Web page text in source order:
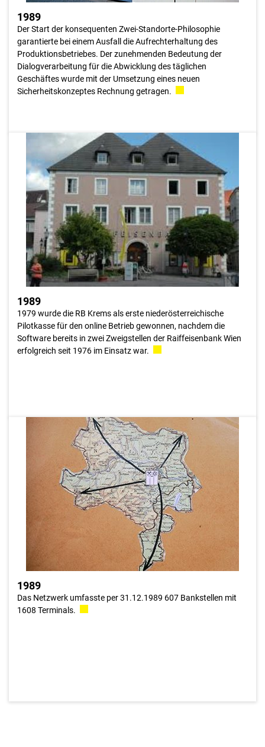
1989
Der Start der konsequenten Zwei-Standorte-Philosophie
garantierte bei einem Ausfall die Aufrechterhaltung des
Produktionsbetriebes. Der zunehmenden Bedeutung der
Dialogverarbeitung für die Abwicklung des täglichen
Geschäftes wurde mit der Umsetzung eines neuen
Sicherheitskonzeptes Rechnung getragen.
1989
1979 wurde die RB Krems als erste niederösterreichische
Pilotkasse für den online Betrieb gewonnen, nachdem die
Software bereits in zwei Zweigstellen der Raiffeisenbank Wien
erfolgreich seit 1976 im Einsatz war.
10 Jahre später, zum 20jährigen Jubiläum des RRZ wurde die
letzte burgenländische Hauptanstalt and das Online Netz
angeschlossen. Die Umstellung der letzten NÖ- Hauptanstalt,
war ebenso für das 4. Quartal vorgesehen. Aufgrund von
Problemen mit der Postleitung konnte dies erst im März 1990
erfolgen. Damit war der vor 3 Jahren eingeleitete
„Dialogisierungprozess“ abgeschlossen.
1989
Das Netzwerk umfasste per 31.12.1989 607 Bankstellen mit
1608 Terminals.
1989
Das gesamte Datennetz würde aneinandergereiht einer
Entfernung von rund 8.000 Kilometer ergeben. Das entspricht
in etwa der Entfernung Wien- New York. Aufbauend auf diesem
Netz konnten verstärkt elektronische Dienstleistungen
angeboten werden.